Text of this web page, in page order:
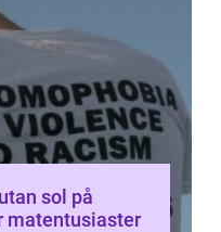
sol på
matentusiaster